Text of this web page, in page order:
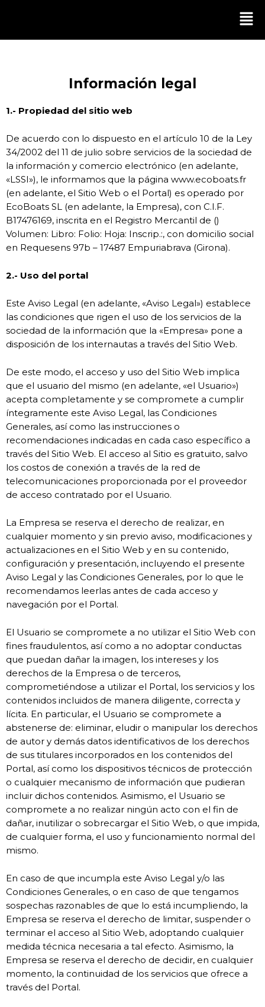
Información legal
1.- Propiedad del sitio web
De acuerdo con lo dispuesto en el artículo 10 de la Ley
34/2002 del 11 de julio sobre servicios de la sociedad de
la información y comercio electrónico (en adelante,
«LSSI»), le informamos que la página www.ecoboats.fr
(en adelante, el Sitio Web o el Portal) es operado por
EcoBoats SL (en adelante, la Empresa), con C.I.F.
B17476169, inscrita en el Registro Mercantil de ()
Volumen: Libro: Folio: Hoja: Inscrip.:, con domicilio social
en Requesens 97b – 17487 Empuriabrava (Girona).
2.- Uso del portal
Este Aviso Legal (en adelante, «Aviso Legal») establece
las condiciones que rigen el uso de los servicios de la
sociedad de la información que la «Empresa» pone a
disposición de los internautas a través del Sitio Web.
De este modo, el acceso y uso del Sitio Web implica
que el usuario del mismo (en adelante, «el Usuario»)
acepta completamente y se compromete a cumplir
íntegramente este Aviso Legal, las Condiciones
Generales, así como las instrucciones o
recomendaciones indicadas en cada caso específico a
través del Sitio Web. El acceso al Sitio es gratuito, salvo
los costos de conexión a través de la red de
telecomunicaciones proporcionada por el proveedor
de acceso contratado por el Usuario.
La Empresa se reserva el derecho de realizar, en
cualquier momento y sin previo aviso, modificaciones y
actualizaciones en el Sitio Web y en su contenido,
configuración y presentación, incluyendo el presente
Aviso Legal y las Condiciones Generales, por lo que le
recomendamos leerlas antes de cada acceso y
navegación por el Portal.
El Usuario se compromete a no utilizar el Sitio Web con
fines fraudulentos, así como a no adoptar conductas
que puedan dañar la imagen, los intereses y los
derechos de la Empresa o de terceros,
comprometiéndose a utilizar el Portal, los servicios y los
contenidos incluidos de manera diligente, correcta y
lícita. En particular, el Usuario se compromete a
abstenerse de: eliminar, eludir o manipular los derechos
de autor y demás datos identificativos de los derechos
de sus titulares incorporados en los contenidos del
Portal, así como los dispositivos técnicos de protección
o cualquier mecanismo de información que pudieran
incluir dichos contenidos. Asimismo, el Usuario se
compromete a no realizar ningún acto con el fin de
dañar, inutilizar o sobrecargar el Sitio Web, o que impida,
de cualquier forma, el uso y funcionamiento normal del
mismo.
En caso de que incumpla este Aviso Legal y/o las
Condiciones Generales, o en caso de que tengamos
sospechas razonables de que lo está incumpliendo, la
Empresa se reserva el derecho de limitar, suspender o
terminar el acceso al Sitio Web, adoptando cualquier
medida técnica necesaria a tal efecto. Asimismo, la
Empresa se reserva el derecho de decidir, en cualquier
momento, la continuidad de los servicios que ofrece a
través del Portal.